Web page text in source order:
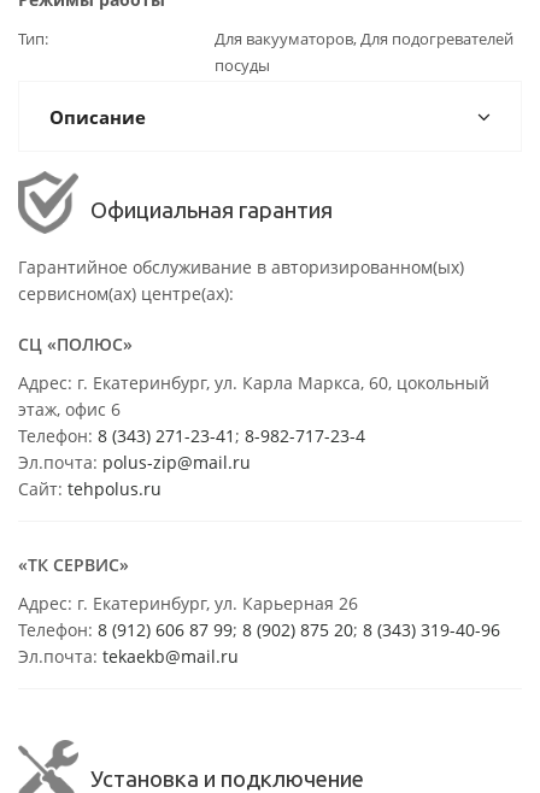
Тип
Для вакууматоров, Для подогревателей
посуды
Описание
Официальная гарантия
Гарантийное обслуживание в авторизированном(ых)
сервисном(ах) центре(ах):
СЦ «ПОЛЮС»
Адрес: г. Екатеринбург, ул. Карла Маркса, 60, цокольный
этаж, офис 6
Телефон: 8 (343) 271-23-41 ; 8-982-717-23-4
Эл.почта: polus-zip@mail.ru
Сайт: tehpolus.ru
«ТК СЕРВИС»
Адрес: г. Екатеринбург, ул. Карьерная 26
Телефон: 8 (912) 606 87 99; 8 (902) 875 20; 8 (343) 319-40-96
Эл.почта: tekaekb@mail.ru
Установка и подключение